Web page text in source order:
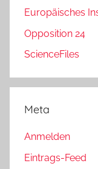
Europäisches
Opposition 24
ScienceFiles
Meta
Anmelden
Eintrags-Feed